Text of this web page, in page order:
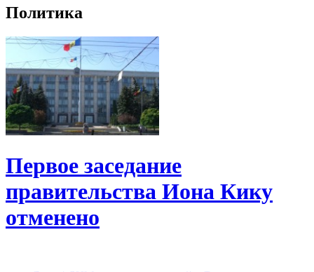
Политика
Первое заседание
правительства Иона Кику
отменено